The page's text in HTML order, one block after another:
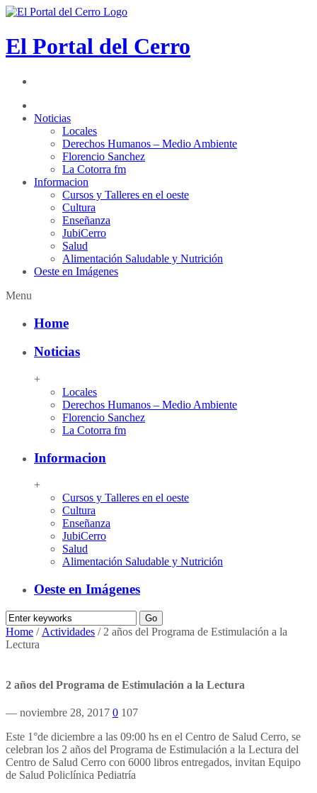
El Portal del Cerro
Noticias
Locales
Derechos Humanos – Medio Ambiente
Florencio Sanchez
La Cotorra fm
Informacion
Cursos y Talleres en el oeste
Cultura
Enseñanza
JubiCerro
Salud
Alimentación Saludable y Nutrición
Oeste en Imágenes
Menu
Home
Noticias
+
Locales
Derechos Humanos – Medio Ambiente
Florencio Sanchez
La Cotorra fm
Informacion
+
Cursos y Talleres en el oeste
Cultura
Enseñanza
JubiCerro
Salud
Alimentación Saludable y Nutrición
Oeste en Imágenes
Home / Actividades / 2 años del Programa de Estimulación a la
Lectura
2 años del Programa de Estimulación a la Lectura
— noviembre 28, 2017 0 107
Este 1°de diciembre a las 09:00 hs en el Centro de Salud Cerro, se
celebran los 2 años del Programa de Estimulación a la Lectura del
Centro de Salud Cerro con 6000 libros entregados, invitan Equipo
de Salud Policlínica Pediatría